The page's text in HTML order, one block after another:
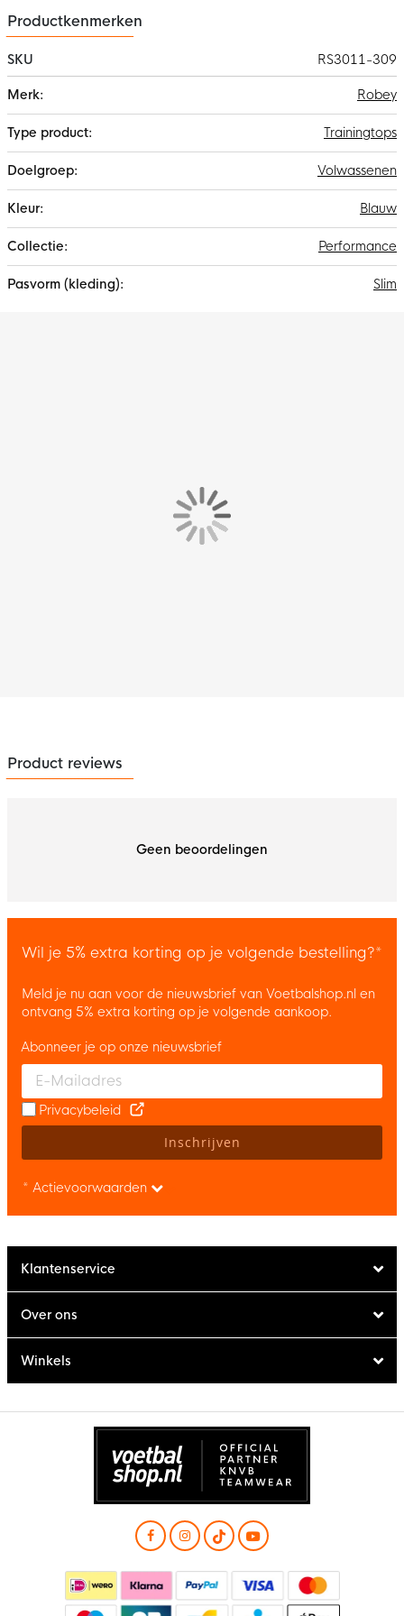
Productkenmerken
SKU
RS3011-309
informatie
Robey
Trainingtops
Volwassenen
Blauw
Performance
Slim
Product reviews
Geen beoordelingen
Wil je 5% extra korting op je volgende bestelling?*
Meld je nu aan voor de nieuwsbrief van Voetbalshop.nl en
ontvang 5% extra korting op je volgende aankoop.
Enter your email and accept the privacy policy to subscribe to
Abonneer je op onze nieuwsbrief
Privacybeleid
Inschrijven
* Actievoorwaarden
Klantenservice
Over ons
Winkels